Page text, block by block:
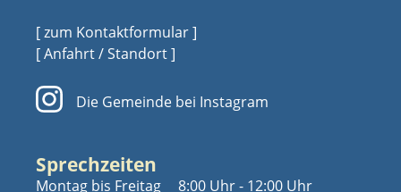
[ zum Kontaktformular ]
[ Anfahrt / Standort ]
Die Gemeinde bei Instagram
Sprechzeiten
Montag bis Freitag
8:00 Uhr - 12:00 Uhr